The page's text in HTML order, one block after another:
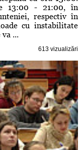
13:00 - 21:00, în
respectiv în
cu instabilitate
...
613 vizualizări